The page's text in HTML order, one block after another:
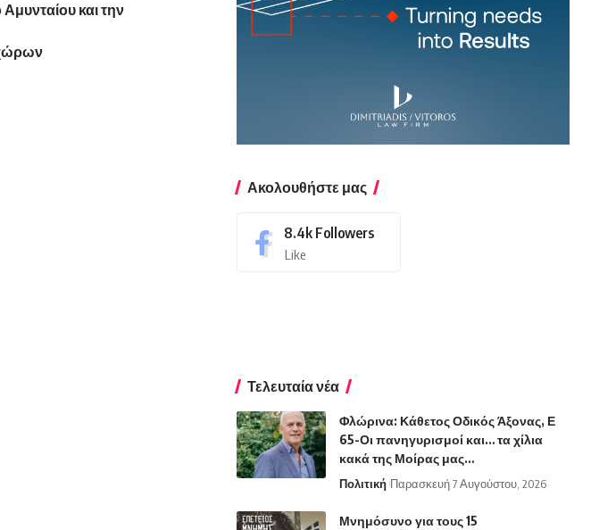
και την
Ακολουθήστε μας
8.4k Followers
Like
Τελευταία νέα
Φλώρινα: Κάθετος Οδικός Άξονας, Ε
65-Οι πανηγυρισμοί και… τα χίλια
κακά της Μοίρας μας…
Πολιτική Παρασκευή 7 Αυγούστου, 2026
Μνημόσυνο για τους 15